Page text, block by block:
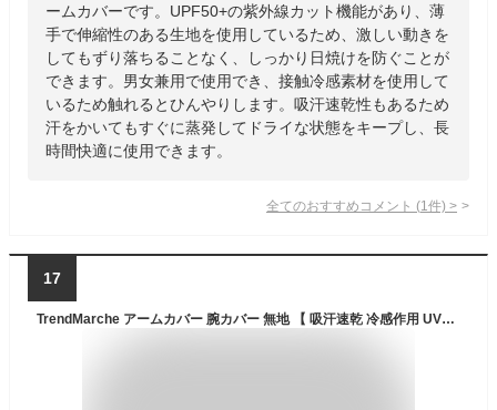
ームカバーです。UPF50+の紫外線カット機能があり、薄
手で伸縮性のある生地を使用しているため、激しい動きを
してもずり落ちることなく、しっかり日焼けを防ぐことが
できます。男女兼用で使用でき、接触冷感素材を使用して
いるため触れるとひんやりします。吸汗速乾性もあるため
汗をかいてもすぐに蒸発してドライな状態をキープし、長
時間快適に使用できます。
全てのおすすめコメント (1 件) >
17
TrendMarche アームカバー 腕カバー 無地 【 吸汗速乾 冷感作用 UV対策 UPF50＋ 】 両腕2枚組 3セット 日焼け止め 紫外線対策 メンズ レディース ブラック coldarmL黒3